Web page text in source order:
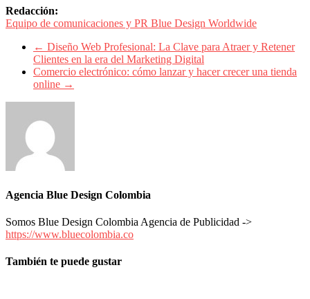
Redacción:
Equipo de comunicaciones y PR Blue Design Worldwide
← Diseño Web Profesional: La Clave para Atraer y Retener
Clientes en la era del Marketing Digital
Comercio electrónico: cómo lanzar y hacer crecer una tienda
online →
Agencia Blue Design Colombia
Somos Blue Design Colombia Agencia de Publicidad ->
https://www.bluecolombia.co
También te puede gustar